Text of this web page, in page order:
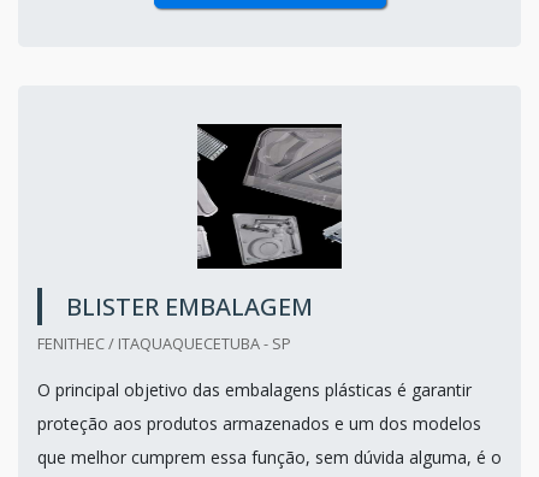
BLISTER EMBALAGEM
FENITHEC / ITAQUAQUECETUBA - SP
O principal objetivo das embalagens plásticas é garantir
proteção aos produtos armazenados e um dos modelos
que melhor cumprem essa função, sem dúvida alguma, é o